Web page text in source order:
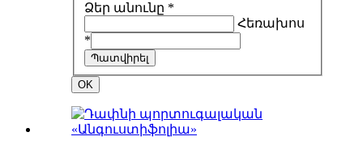
Ձեր անունը *
Հեռախոս
*
Պատվիրել
OK